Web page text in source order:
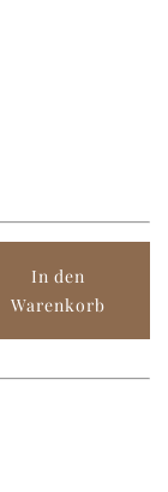
In den
Warenkorb